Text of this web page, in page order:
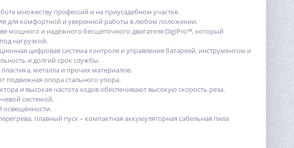
множеству профессий и на приусадебном участке.
для комфортной и уверенной работы в любом положении.
мощного и надёжного бесщёточного двигателя DigiPro™, который
нагрузкой.
цифровая система контроля и управления батареей, инструментом и
и долгий срок службы.
металла и прочих материалов.
опора стального упора.
и высокая частота ходов обеспечивают высокую скорость реза.
системой.
освещённости.
плавный пуск – компактная аккумуляторная сабельная пила